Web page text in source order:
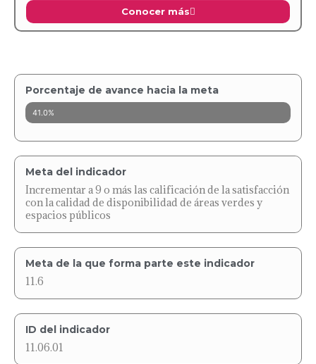
Porcentaje de avance hacia la meta
41.0%
Meta del indicador
Incrementar a 9 o más las calificación de la satisfacción
con la calidad de disponibilidad de áreas verdes y
espacios públicos
Meta de la que forma parte este indicador
11.6
ID del indicador
11.06.01
Conocer más